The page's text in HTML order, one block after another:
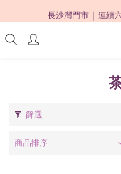
限時優惠：購買
長沙灣門市 | 連續
限時優惠：購買
篩選
商品排序